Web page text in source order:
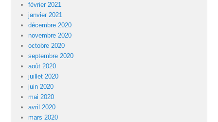
février 2021
janvier 2021
décembre 2020
novembre 2020
octobre 2020
septembre 2020
août 2020
juillet 2020
juin 2020
mai 2020
avril 2020
mars 2020